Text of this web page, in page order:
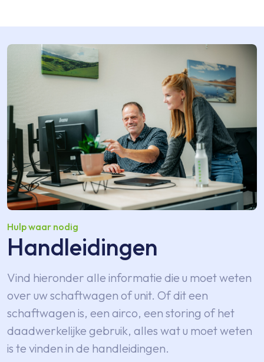
Hulp waar nodig
Handleidingen
Vind hieronder alle informatie die u moet weten
over uw schaftwagen of unit. Of dit een
schaftwagen is, een airco, een storing of het
daadwerkelijke gebruik, alles wat u moet weten
is te vinden in de handleidingen.